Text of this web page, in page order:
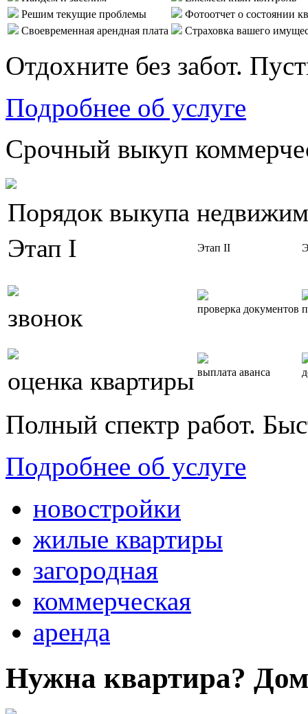
Решим текущие проблемы
Фотоотчет о состоянии
Своевременная арендная плата
Страховка вашего
Отдохните без забот.
Подробнее об услуге
Срочный выкуп
Порядок выкупа
Этап I
Этап II
звонок проверка документов
оценка квартиры выплата аванса
Полный спектр работ.
Подробнее об услуге
новостройки
жилые квартиры
загородная
коммерческая
аренда
Нужна квартира?